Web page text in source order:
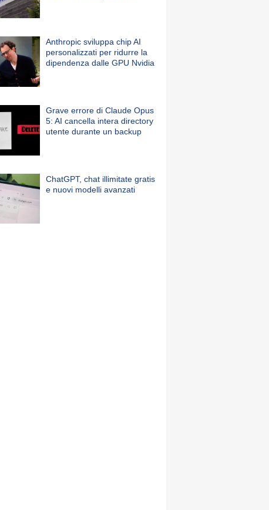
Anthropic sviluppa chip AI
personalizzati per ridurre la
dipendenza dalle GPU Nvidia
Grave errore di Claude Opus
5: AI cancella intera directory
utente durante un backup
ChatGPT, chat illimitate gratis
e nuovi modelli avanzati